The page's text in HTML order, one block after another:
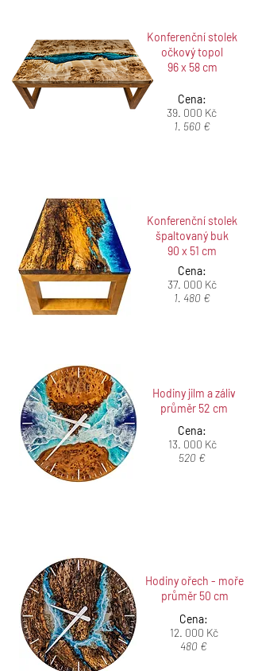
Konferenční stolek
očkový topol
96 x 58 cm
Cena:
39. 000 Kč
1. 560 €
Konferenční stolek
špaltovaný buk
90 x 51 cm
Cena:
37. 000 Kč
1. 480 €
Hodiny jilm a záliv
průměr 52 cm
Cena:
13. 000 Kč
520 €
Hodiny ořech - moře
průměr 50 cm
Cena:
12. 000 Kč
480 €